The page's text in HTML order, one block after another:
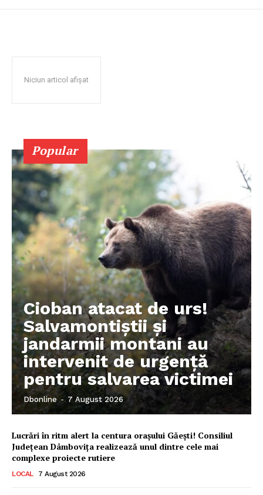
Niciun articol afișat
Popular
Cioban atacat de urs!
Salvamontiștii și
jandarmii montani au
intervenit de urgență
pentru salvarea victimei
Dbonline - 7 August 2026
Lucrări în ritm alert la centura orașului Găești! Consiliul
Județean Dâmbovița realizează unul dintre cele mai
complexe proiecte rutiere
LOCAL 7 August 2026